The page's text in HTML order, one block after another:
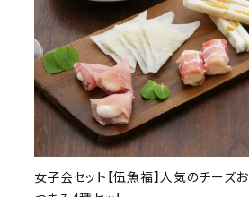
女子会セット【伍魚福】人気のチーズお